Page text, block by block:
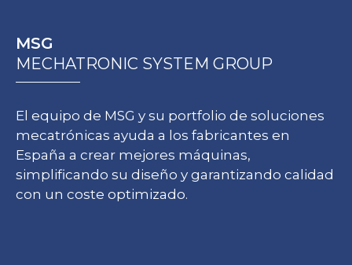
MSG
MECHATRONIC SYSTEM GROUP
El equipo de MSG y su portfolio de soluciones
mecatrónicas ayuda a los fabricantes en
España a crear mejores máquinas,
simplificando su diseño y garantizando calidad
con un coste optimizado.